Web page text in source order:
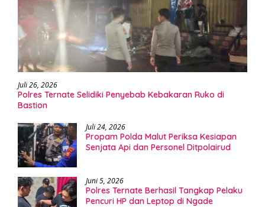
Juli 26, 2026
Polres Ternate Selidiki Penyebab Kebakaran Ruko di
Bastion
Juli 24, 2026
Propam Polda Malut Periksa Kesiapan
Senjata Api dan Personel Ditpolairud
Juni 5, 2026
Polres Ternate Berhasil Tangkap Pelaku
Pencuri HP dan Leptop di Ngade